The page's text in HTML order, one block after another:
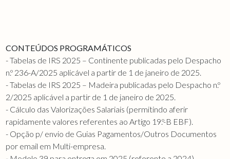
CONTEÚDOS PROGRAMÁTICOS
- Tabelas de IRS 2025 – Continente publicadas pelo Despacho
n.º 236-A/2025 aplicável a partir de 1 de janeiro de 2025.
- Tabelas de IRS 2025 – Madeira publicadas pelo Despacho n.º
2/2025 aplicável a partir de 1 de janeiro de 2025.
- Cálculo das Valorizações Salariais (permitindo aferir
rapidamente valores referentes ao Artigo 19.º-B EBF).
- Opção p/ envio de Guias Pagamentos/Outros Documentos
por email em Multi-empresa.